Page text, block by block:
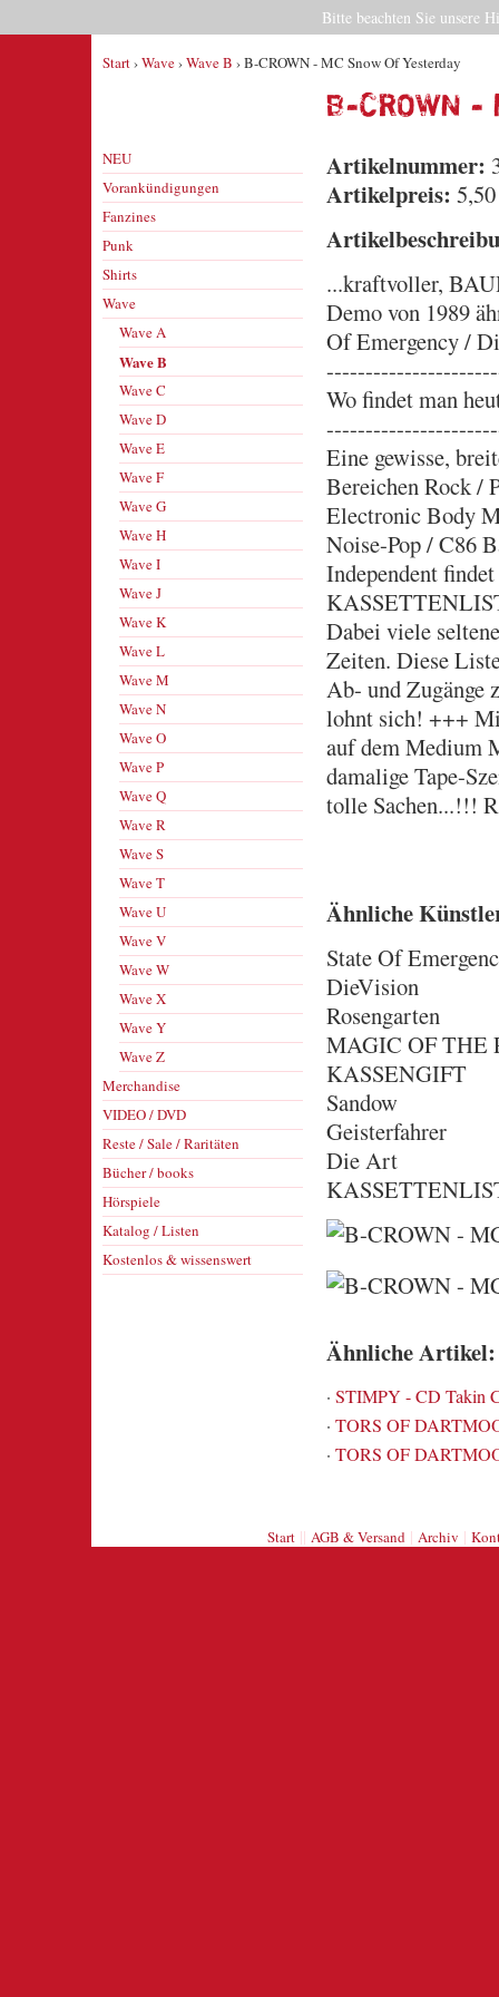
Start›Wave›Wave B › B-CROWN - MC Snow Of Yesterday
B-CROWN
NEU
Vorankündigungen
Fanzines
Punk
Shirts
Wave
Wave A
Wave B
Wave C
Wave D
Wave E
Wave F
Wave G
Wave H
Wave I
Wave J
Wave K
Wave L
Wave M
Wave N
Wave O
Wave P
Wave Q
Wave R
Wave S
Wave T
Wave U
Wave V
Wave W
Wave X
Wave Y
Wave Z
Merchandise
VIDEO / DVD
Reste / Sale / Raritäten
Bücher / books
Hörspiele
Katalog / Listen
Kostenlos & wissenswert
Artikelnummer:
Artikelpreis:
...kraftvoller,
Demo von 1989
Of Emergency /
Wo findet man
Eine gewisse,
Bereichen Rock /
Electronic Body
Noise-Pop / C86
Independent
Dabei viele
Zeiten. Diese
Ab- und Zugänge
lohnt sich! +++
auf dem Medium
damalige Tape-
tolle Sachen...!!!
Ähnliche
State Of
DieVision
Rosengarten
MAGIC OF THE
KASSENGIFT
Sandow
Geisterfahrer
Die Art
Ähnliche Artikel:
· STIMPY - CD Takin
· TORS OF
· TORS OF
Start|| AGB & Versand| Archiv |
Bitte beachten Sie unsere